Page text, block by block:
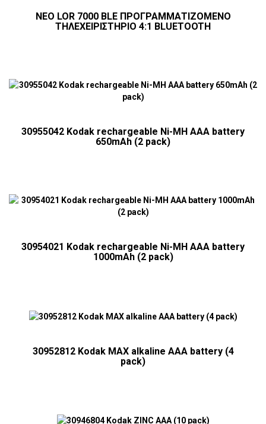
NEO LOR 7000 BLE ΠΡΟΓΡΑΜΜΑΤΙΖΟΜΕΝΟ
ΤΗΛΕΧΕΙΡΙΣΤΗΡΙΟ 4:1 BLUETOOTH
30955042 Kodak rechargeable Ni-MH AAA battery
650mAh (2 pack)
30954021 Kodak rechargeable Ni-MH AAA battery
1000mAh (2 pack)
30952812 Kodak MAX alkaline AAA battery (4
pack)